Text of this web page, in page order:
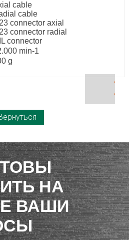
cable
cable
connector axial
connector radial
connector
min-1
g
НА
ВАШИ